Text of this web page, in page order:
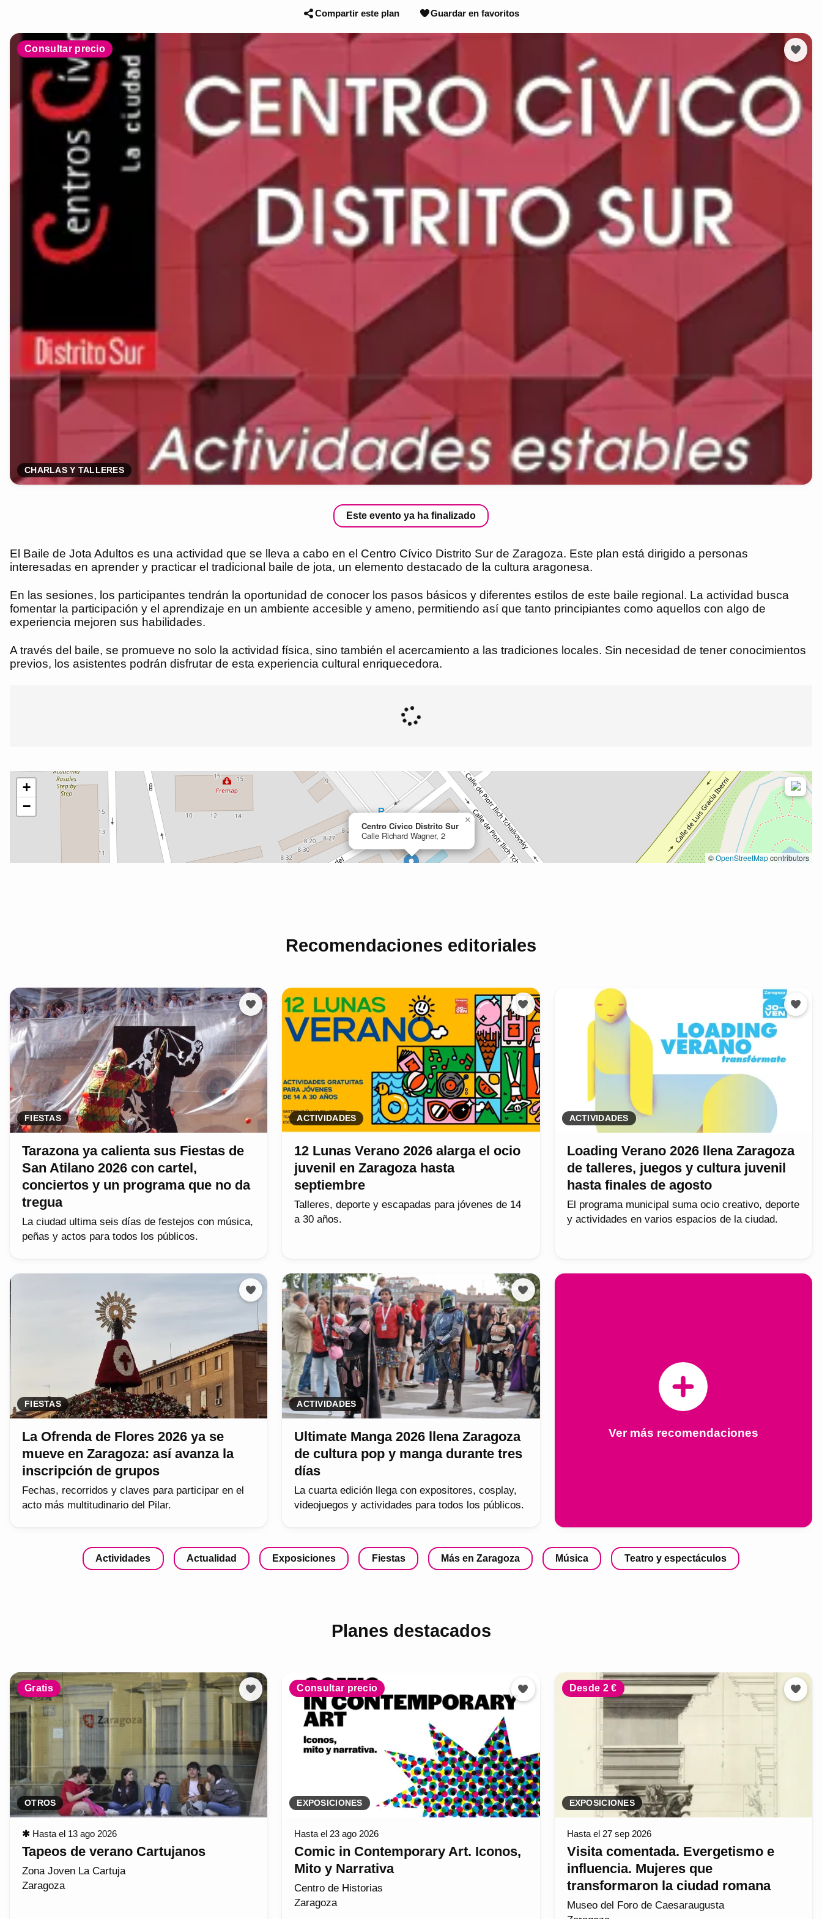
Compartir este plan Guardar en favoritos
Consultar precio
CHARLAS Y TALLERES
Este evento ya ha finalizado
El Baile de Jota Adultos es una actividad que se lleva a cabo en el Centro Cívico Distrito Sur de Zaragoza. Este plan está dirigido a personas
interesadas en aprender y practicar el tradicional baile de jota, un elemento destacado de la cultura aragonesa.
En las sesiones, los participantes tendrán la oportunidad de conocer los pasos básicos y diferentes estilos de este baile regional. La actividad busca
fomentar la participación y el aprendizaje en un ambiente accesible y ameno, permitiendo así que tanto principiantes como aquellos con algo de
experiencia mejoren sus habilidades.
A través del baile, se promueve no solo la actividad física, sino también el acercamiento a las tradiciones locales. Sin necesidad de tener conocimientos
previos, los asistentes podrán disfrutar de esta experiencia cultural enriquecedora.
Recomendaciones editoriales
FIESTAS
Tarazona ya calienta sus Fiestas de
San Atilano 2026 con cartel,
conciertos y un programa que no da
tregua
La ciudad ultima seis días de festejos con música,
peñas y actos para todos los públicos.
ACTIVIDADES
12 Lunas Verano 2026 alarga el ocio
juvenil en Zaragoza hasta
septiembre
Talleres, deporte y escapadas para jóvenes de 14
a 30 años.
ACTIVIDADES
Loading Verano 2026 llena Zaragoza
de talleres, juegos y cultura juvenil
hasta finales de agosto
El programa municipal suma ocio creativo, deporte
y actividades en varios espacios de la ciudad.
FIESTAS
La Ofrenda de Flores 2026 ya se
mueve en Zaragoza: así avanza la
inscripción de grupos
Fechas, recorridos y claves para participar en el
acto más multitudinario del Pilar.
ACTIVIDADES
Ultimate Manga 2026 llena Zaragoza
de cultura pop y manga durante tres
días
La cuarta edición llega con expositores, cosplay,
videojuegos y actividades para todos los públicos.
Ver más recomendaciones
Actividades Actualidad Exposiciones Fiestas Más en Zaragoza Música Teatro y espectáculos
Planes destacados
Gratis
OTROS
✱ Hasta el 13 ago 2026
Tapeos de verano Cartujanos
Zona Joven La Cartuja
Zaragoza
Consultar precio
EXPOSICIONES
Hasta el 23 ago 2026
Comic in Contemporary Art. Iconos,
Mito y Narrativa
Centro de Historias
Zaragoza
Desde 2 €
EXPOSICIONES
Hasta el 27 sep 2026
Visita comentada. Evergetismo e
influencia. Mujeres que
transformaron la ciudad romana
Museo del Foro de Caesaraugusta